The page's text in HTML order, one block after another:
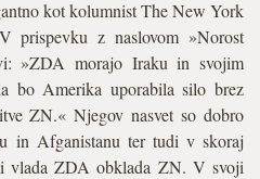
kot kolumnist The New York
prispevku z naslovom »Norost
»ZDA morajo Iraku in svojim
bo Amerika uporabila silo brez
ZN.« Njegov nasvet so dobro
in Afganistanu ter tudi v skoraj
vlada ZDA obklada ZN. V svoji